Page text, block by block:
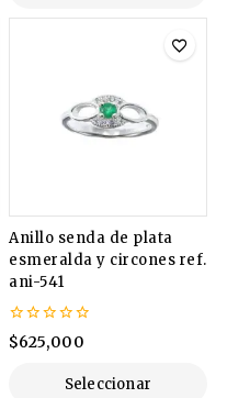
Opciones
Anillo senda de plata
esmeralda y circones ref.
ani-541
0
de
$625,000
Seleccionar